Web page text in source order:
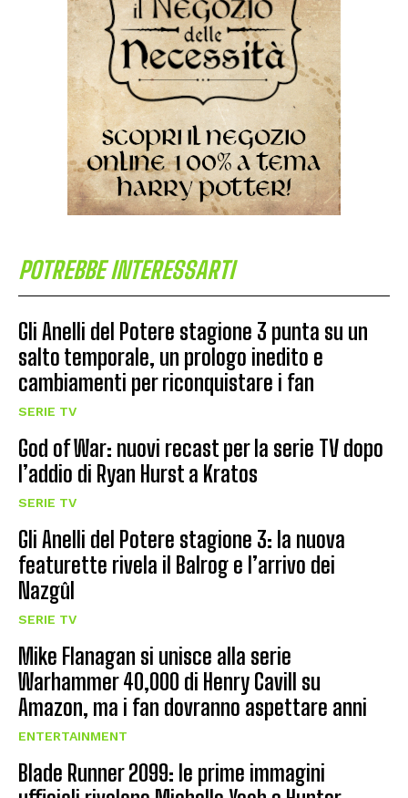
POTREBBE INTERESSARTI
Gli Anelli del Potere stagione 3 punta su un
salto temporale, un prologo inedito e
cambiamenti per riconquistare i fan
SERIE TV
God of War: nuovi recast per la serie TV dopo
l’addio di Ryan Hurst a Kratos
SERIE TV
Gli Anelli del Potere stagione 3: la nuova
featurette rivela il Balrog e l’arrivo dei
Nazgûl
SERIE TV
Mike Flanagan si unisce alla serie
Warhammer 40,000 di Henry Cavill su
Amazon, ma i fan dovranno aspettare anni
ENTERTAINMENT
Blade Runner 2099: le prime immagini